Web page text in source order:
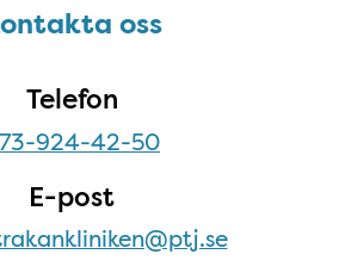
oss
Telefon
924-42-50
E-post